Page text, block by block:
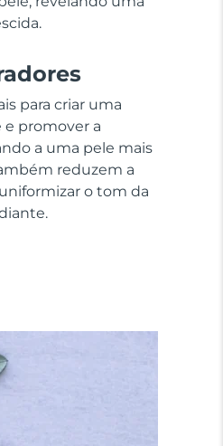
para criar uma
e promover a
a uma pele mais
reduzem a
o tom da